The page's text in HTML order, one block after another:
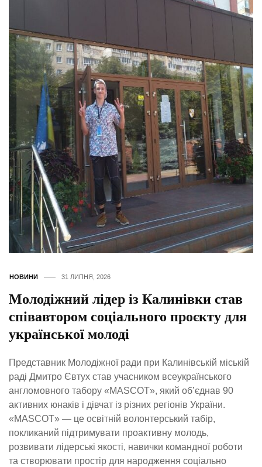
НОВИНИ 31 ЛИПНЯ, 2026
Молодіжний лідер із Калинівки став
співавтором соціального проєкту для
української молоді
Представник Молодіжної ради при Калинівській міській
раді Дмитро Євтух став учасником всеукраїнського
англомовного табору «MASCOT», який об’єднав 90
активних юнаків і дівчат із різних регіонів України.
«MASCOT» — це освітній волонтерський табір,
покликаний підтримувати проактивну молодь,
розвивати лідерські якості, навички командної роботи
та створювати простір для народження соціально